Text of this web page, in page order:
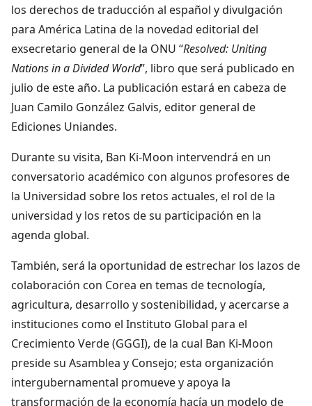
los derechos de traducción al español y divulgación
para América Latina de la novedad editorial del
exsecretario general de la ONU “Resolved: Uniting
Nations in a Divided World”, libro que será publicado en
julio de este año. La publicación estará en cabeza de
Juan Camilo González Galvis, editor general de
Ediciones Uniandes.
Durante su visita, Ban Ki-Moon intervendrá en un
conversatorio académico con algunos profesores de
la Universidad sobre los retos actuales, el rol de la
universidad y los retos de su participación en la
agenda global.
También, será la oportunidad de estrechar los lazos de
colaboración con Corea en temas de tecnología,
agricultura, desarrollo y sostenibilidad, y acercarse a
instituciones como el Instituto Global para el
Crecimiento Verde (GGGI), de la cual Ban Ki-Moon
preside su Asamblea y Consejo; esta organización
intergubernamental promueve y apoya la
transformación de la economía hacía un modelo de